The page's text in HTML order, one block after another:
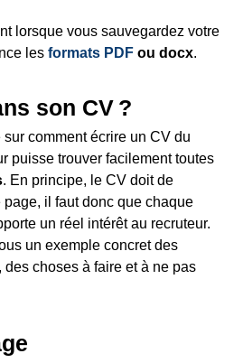
lorsque vous sauvegardez votre
les formats PDF ou docx.
son CV ?
sur comment écrire un CV du
puisse trouver facilement toutes
. En principe, le CV doit de
il faut donc que chaque
un réel intérêt au recruteur.
un exemple concret des
choses à faire et à ne pas